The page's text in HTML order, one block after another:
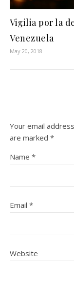
Vigilia por la
Venezuela
May 20, 2018
Your email
are marked *
Name *
Email *
Website